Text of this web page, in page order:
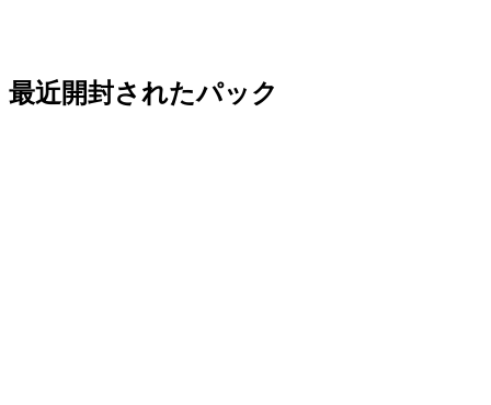
最近開封されたパック